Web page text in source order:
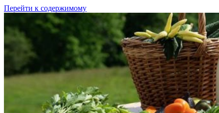
Перейти к содержимому